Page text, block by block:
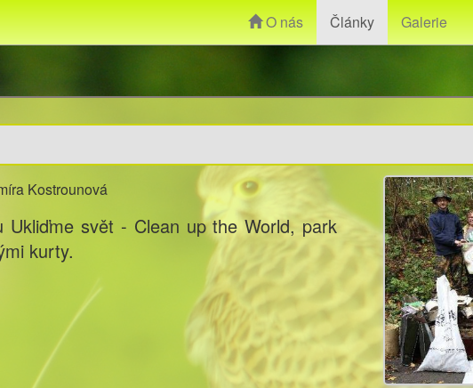
O nás Články Galerie
Kostrounová
Ukliďme svět - Clean up the World, park
kurty.